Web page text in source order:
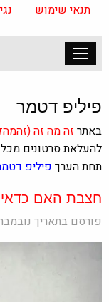
תנאי שימוש
פיליפ דטמר
באתרזה מה זה
להעלאת סרטונים מכל
תחת הערךפיליפ דטמר.
חצבת האם כדאי
פורסם בתאריך נובמבר 30, 2019 ע"י